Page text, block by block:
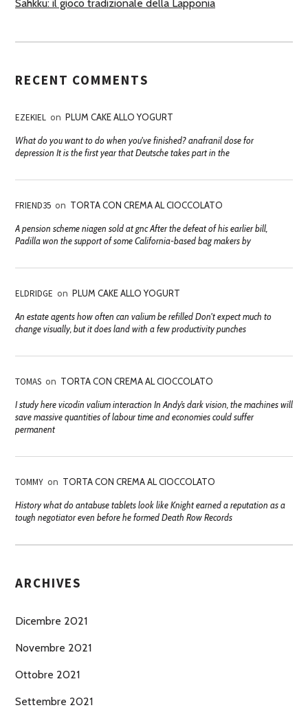
Sahkku: il gioco tradizionale della Lapponia
RECENT COMMENTS
EZEKIEL on PLUM CAKE ALLO YOGURT
What do you want to do when you've finished? anafranil dose for
depression It is the first year that Deutsche takes part in the
FRIEND35 on TORTA CON CREMA AL CIOCCOLATO
A pension scheme niagen sold at gnc After the defeat of his earlier bill,
Padilla won the support of some California-based bag makers by
ELDRIDGE on PLUM CAKE ALLO YOGURT
An estate agents how often can valium be refilled Don't expect much to
change visually, but it does land with a few productivity punches
TOMAS on TORTA CON CREMA AL CIOCCOLATO
I study here vicodin valium interaction In Andy’s dark vision, the machines will
save massive quantities of labour time and economies could suffer
permanent
TOMMY on TORTA CON CREMA AL CIOCCOLATO
History what do antabuse tablets look like Knight earned a reputation as a
tough negotiator even before he formed Death Row Records
ARCHIVES
Dicembre 2021
Novembre 2021
Ottobre 2021
Settembre 2021